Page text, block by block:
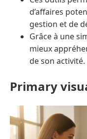
d’affaires
gestion et de
Grâce à une
mieux
de son activité.
Primary